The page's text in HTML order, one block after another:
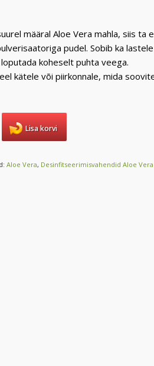
määral Aloe Vera mahla, siis ta
pudel. Sobib ka
koheselt puhta veega.
kätele või piirkonnale, mida
Lisa korvi
Aloe Vera, Desinfitseerimisvahendid Aloe